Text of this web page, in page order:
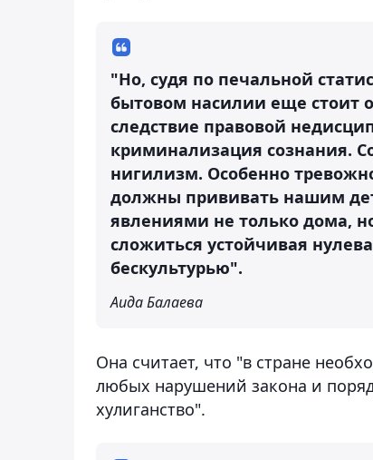
"Но, судя по печальной
бытовом насилии еще стоит
следствие правовой
криминализация сознания.
нигилизм. Особенно
должны прививать нашим
явлениями не только дома,
сложиться устойчивая
бескультурью".
Аида Балаева
Она считает, что "в стране
любых нарушений закона и
хулиганство".